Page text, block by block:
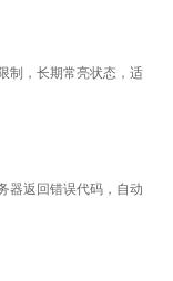
制，长期常亮状态，适
器返回错误代码，自动